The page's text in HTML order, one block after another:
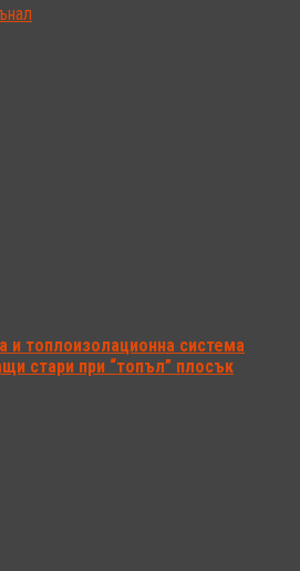
и топлоизолационна система
стари при “топъл” плосък